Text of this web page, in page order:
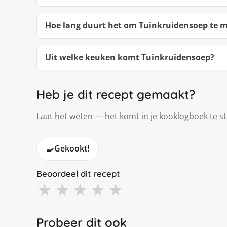
Hoe lang duurt het om Tuinkruidensoep te
Uit welke keuken komt Tuinkruidensoep?
Heb je dit recept gemaakt?
Laat het weten — het komt in je kooklogboek te
🍳Gekookt!
Beoordeel dit recept
★ ★ ★ ★ ★
Probeer dit ook